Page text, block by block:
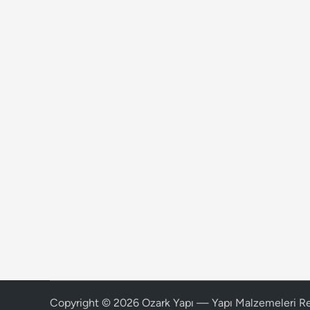
Copyright © 2026 Ozark Yapı — Yapı Malzemeleri